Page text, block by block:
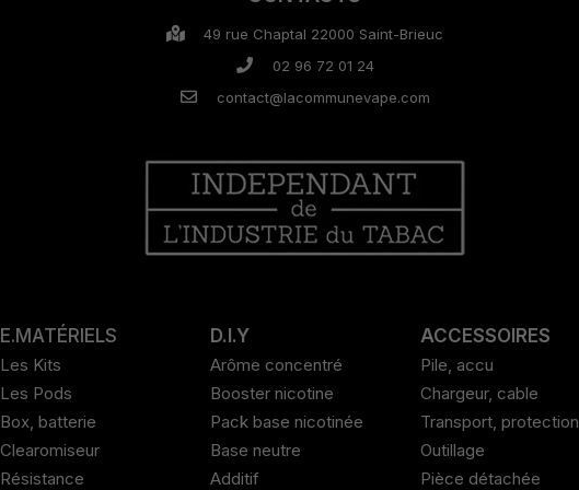
49 rue Chaptal 22000 Saint-Brieuc
02 96 72 01 24
contact@lacommunevape.com
E.MATÉRIELS
Les Kits
Les Pods
Box, batterie
Clearomiseur
Résistance
D.I.Y
Arôme concentré
Booster nicotine
Pack base nicotinée
Base neutre
Additif
ACCESSOIRES
Pile, accu
Chargeur, cable
Transport, protection
Outillage
Pièce détachée